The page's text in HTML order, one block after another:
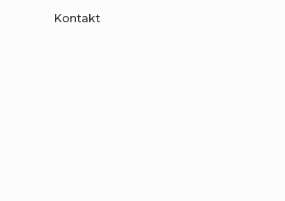
Kontakt